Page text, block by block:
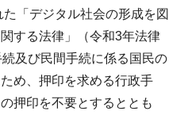
「デジタル社会の形成を図
する法律」（令和3年法律
及び民間手続に係る国民の
め、押印を求める行政手
押印を不要とするととも